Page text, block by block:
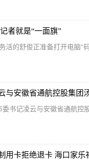
者就是“一面旗”
活的舒俊正准备打开电脑“
与安徽省通航控股集团
委书记凌云与安徽省通航控